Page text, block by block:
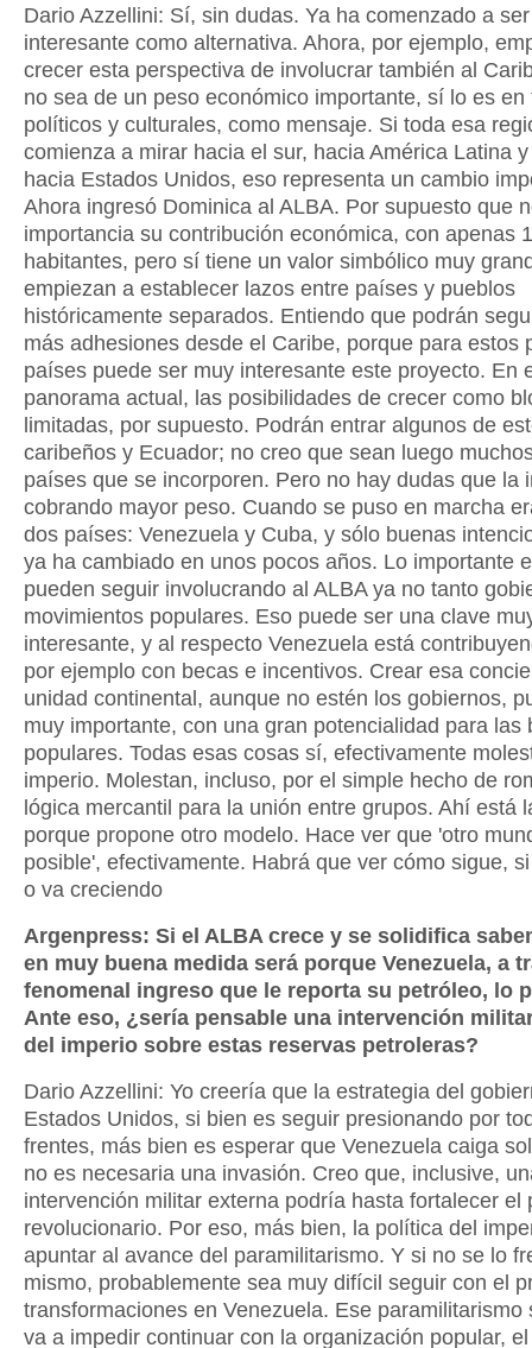
Dario Azzellini: Sí, sin dudas. Ya ha comenzado a
interesante como alternativa. Ahora, por ejemplo,
crecer esta perspectiva de involucrar también al
no sea de un peso económico importante, sí lo es en
políticos y culturales, como mensaje. Si toda esa
comienza a mirar hacia el sur, hacia América Latina
hacia Estados Unidos, eso representa un cambio
Ahora ingresó Dominica al ALBA. Por supuesto que
importancia su contribución económica, con apenas
habitantes, pero sí tiene un valor simbólico muy
empiezan a establecer lazos entre países y pueblos
históricamente separados. Entiendo que podrán
más adhesiones desde el Caribe, porque para estos
países puede ser muy interesante este proyecto. En
panorama actual, las posibilidades de crecer como
limitadas, por supuesto. Podrán entrar algunos de
caribeños y Ecuador; no creo que sean luego
países que se incorporen. Pero no hay dudas que la
cobrando mayor peso. Cuando se puso en marcha
dos países: Venezuela y Cuba, y sólo buenas
ya ha cambiado en unos pocos años. Lo importante
pueden seguir involucrando al ALBA ya no tanto
movimientos populares. Eso puede ser una clave
interesante, y al respecto Venezuela está
por ejemplo con becas e incentivos. Crear esa
unidad continental, aunque no estén los gobiernos,
muy importante, con una gran potencialidad para las
populares. Todas esas cosas sí, efectivamente
imperio. Molestan, incluso, por el simple hecho de
lógica mercantil para la unión entre grupos. Ahí está
porque propone otro modelo. Hace ver que 'otro
posible', efectivamente. Habrá que ver cómo sigue,
o va creciendo
Argenpress: Si el ALBA crece y se solidifica
en muy buena medida será porque Venezuela, a
fenomenal ingreso que le reporta su petróleo, lo
Ante eso, ¿sería pensable una intervención
del imperio sobre estas reservas petroleras?
Dario Azzellini: Yo creería que la estrategia del
Estados Unidos, si bien es seguir presionando por
frentes, más bien es esperar que Venezuela caiga
no es necesaria una invasión. Creo que, inclusive,
intervención militar externa podría hasta fortalecer el
revolucionario. Por eso, más bien, la política del
apuntar al avance del paramilitarismo. Y si no se lo
mismo, probablemente sea muy difícil seguir con el
transformaciones en Venezuela. Ese paramilitarismo
va a impedir continuar con la organización popular,